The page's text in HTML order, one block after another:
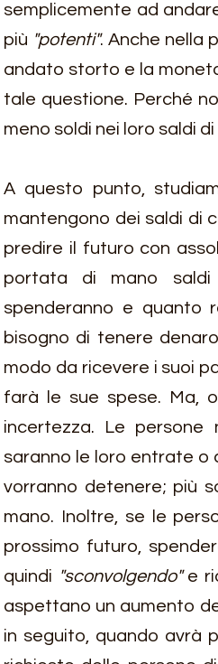
semplicemente ad
più "potenti". Anche nella
andato storto e la
tale questione. Perché
meno soldi nei loro saldi
A questo punto,
mantengono dei saldi di
predire il futuro con
portata di mano saldi
spenderanno e quanto
bisogno di tenere
modo da ricevere i suoi
farà le sue spese. Ma,
incertezza. Le
saranno le loro entrate o
vorranno detenere; più
mano. Inoltre, se le
prossimo futuro,
quindi "sconvolgendo" e
aspettano un aumento
in seguito, quando avrà